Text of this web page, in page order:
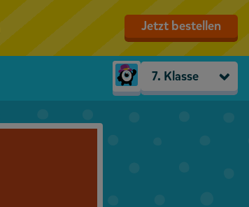
Jetzt bestellen
7. Klasse